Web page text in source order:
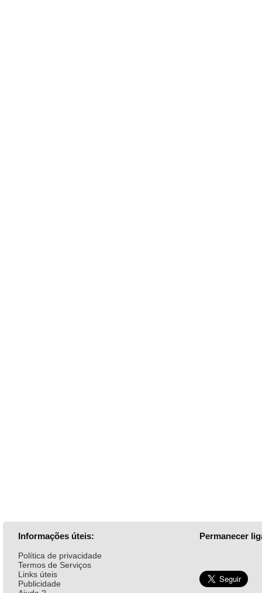
Informações úteis:
Política de privacidade
Termos de Serviços
Links úteis
Publicidade
Permanecer